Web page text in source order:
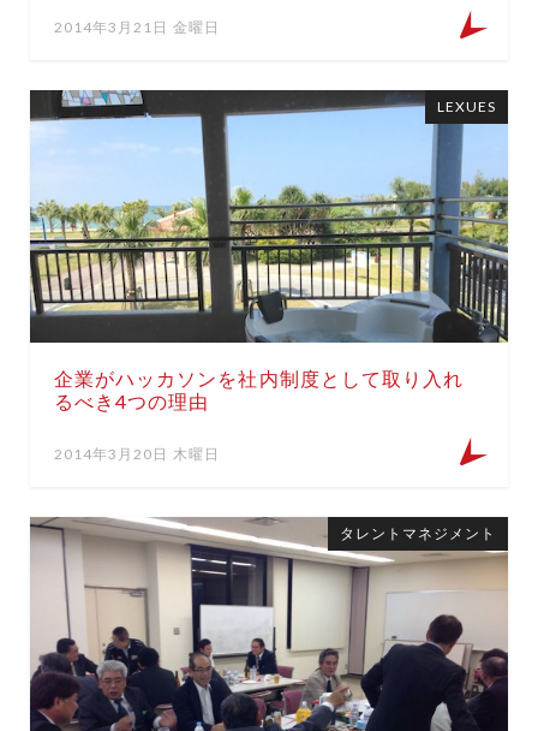
2014年3月21日 金曜日
企業がハッカソンを社内制度として取り入れ
るべき4つの理由
2014年3月20日 木曜日
LEXUES
タレントマネジメント